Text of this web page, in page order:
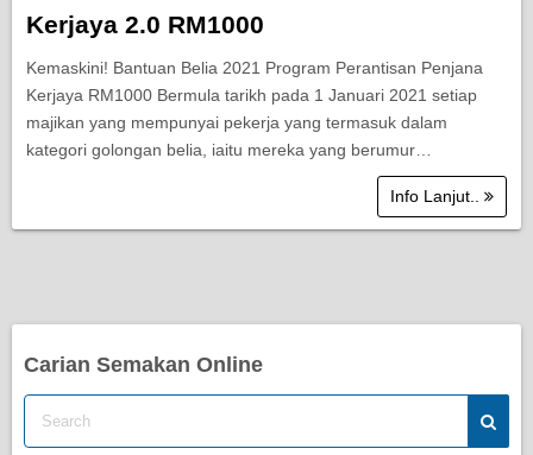
Kerjaya 2.0 RM1000
Kemaskini! Bantuan Belia 2021 Program Perantisan Penjana
Kerjaya RM1000 Bermula tarikh pada 1 Januari 2021 setiap
majikan yang mempunyai pekerja yang termasuk dalam
kategori golongan belia, iaitu mereka yang berumur…
Info Lanjut..
Carian Semakan Online